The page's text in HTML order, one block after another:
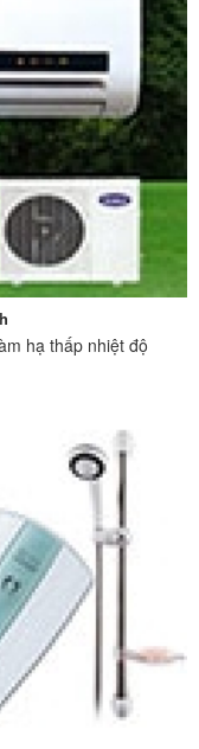
hạ thấp nhiệt độ